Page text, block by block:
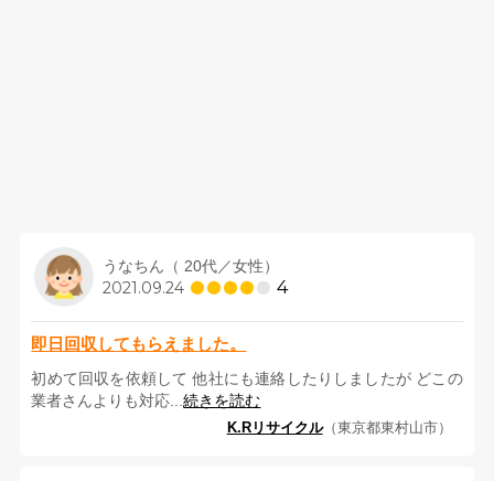
うなちん（ 20代／女性）
2021.09.24 4
即日回収してもらえました。
初めて回収を依頼して 他社にも連絡したりしましたが どこの
業者さんよりも対応...続きを読む
K.Rリサイクル（東京都東村山市）